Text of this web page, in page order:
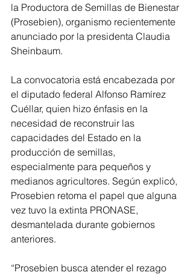
la Productora de Semillas de Bienestar
(Prosebien), organismo recientemente
anunciado por la presidenta Claudia
Sheinbaum.
La convocatoria está encabezada por
el diputado federal Alfonso Ramírez
Cuéllar, quien hizo énfasis en la
necesidad de reconstruir las
capacidades del Estado en la
producción de semillas,
especialmente para pequeños y
medianos agricultores. Según explicó,
Prosebien retoma el papel que alguna
vez tuvo la extinta PRONASE,
desmantelada durante gobiernos
anteriores.
“Prosebien busca atender el rezago